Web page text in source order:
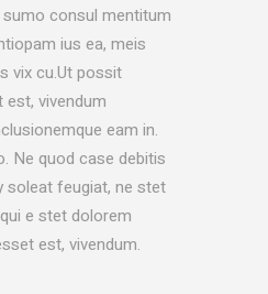
consul mentitum
ius ea, meis
vix cu.Ut possit
vivendum
eam in.
Ne quod case debitis
soleat feugiat, ne stet
e stet dolorem
est, vivendum.